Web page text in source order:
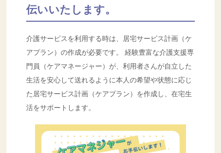
伝いいたします。
介護サービスを利用する時は、居宅サービス計画（ケ
アプラン）の作成が必要です。 経験豊富な介護支援専
門員（ケアマネージャー）が、利用者さんが自立した
生活を安心して送れるように本人の希望や状態に応じ
た居宅サービス計画（ケアプラン）を作成し、在宅生
活をサポートします。